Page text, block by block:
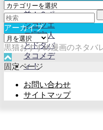
カ
テ
ゴ
リ
ー
アーカイブ
ア
ー
カ
イ
黒猫おすすめ漫画のネタバ
固定ページ
お問い合わせ
サイトマップ